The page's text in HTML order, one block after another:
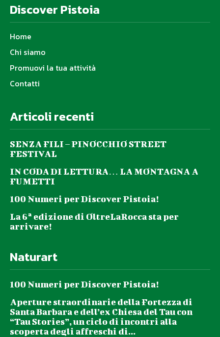
Discover Pistoia
Home
Chi siamo
Promuovi la tua attività
Contatti
Articoli recenti
SENZA FILI – PINOCCHIO STREET
FESTIVAL
IN CODA DI LETTURA… LA MONTAGNA A
FUMETTI
100 Numeri per Discover Pistoia!
La 6ª edizione di OltreLaRocca sta per
arrivare!
Naturart
100 Numeri per Discover Pistoia!
Aperture straordinarie della Fortezza di
Santa Barbara e dell’ex Chiesa del Tau con
“Tau Stories”, un ciclo di incontri alla
scoperta degli affreschi di...